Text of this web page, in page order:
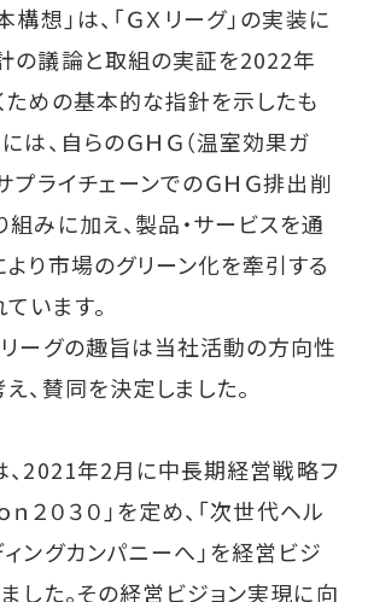
構想」は、「ＧＸリーグ」の実装に
の議論と取組の実証を2022年
ための基本的な指針を示したも
は、自らのＧＨＧ（温室効果ガ
プライチェーンでのＧＨＧ排出削
みに加え、製品・サービスを通
り市場のグリーン化を牽引する
います。
リーグの趣旨は当社活動の方向性
、賛同を決定しました。
、2021年2月に中長期経営戦略フ
ｎ２０３０」を定め、「次世代ヘル
ングカンパニーへ」を経営ビジ
した。その経営ビジョン実現に向